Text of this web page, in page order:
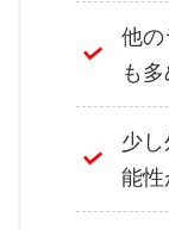
他の
も多
少
能性